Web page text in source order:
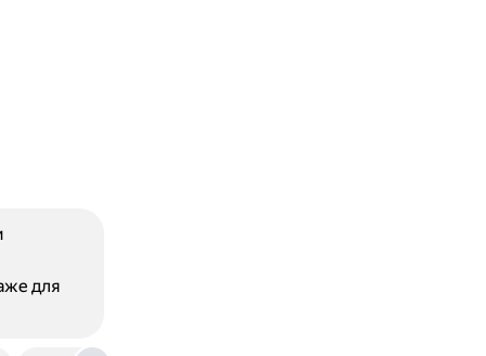
для